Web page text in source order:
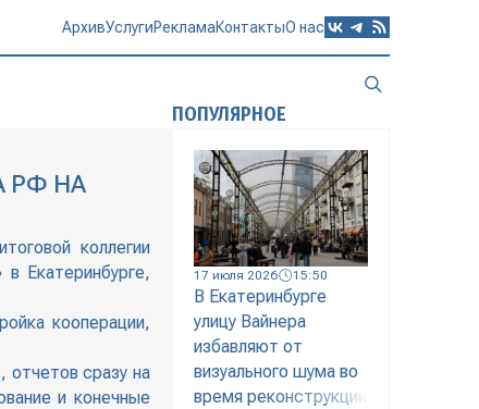
АрхивУслугиРекламаКонтактыО нас
РФ НА
коллегии
Екатеринбурге,
кооперации,
сразу на
и конечные
ПОПУЛЯРНОЕ
17 июля 2026 15:50
В Екатеринбурге
улицу Вайнера
избавляют от
визуального шума во
время реконструкции